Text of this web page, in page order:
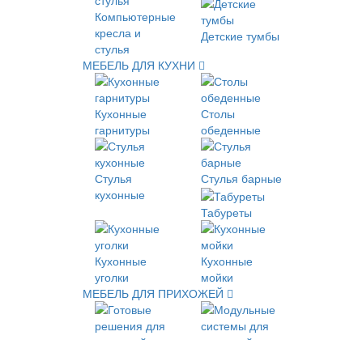
Компьютерные
кресла и
стулья
Детские тумбы
МЕБЕЛЬ ДЛЯ КУХНИ
Кухонные
гарнитуры
Столы
обеденные
Стулья
кухонные
Стулья барные
Табуреты
Кухонные
уголки
Кухонные
мойки
МЕБЕЛЬ ДЛЯ ПРИХОЖЕЙ